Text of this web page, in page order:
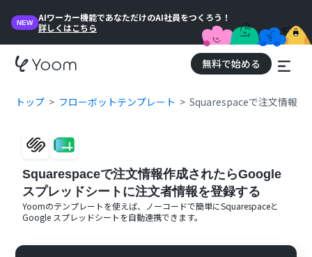
NEW
AIワーカー機能であなただけのAI社員をつくろう！
詳しくはこちら
無料で始める
トップ フローボットテンプレート Squarespaceで注文情報作
Squarespaceで注文情報作成されたらGoogle
スプレッドシートに注文者情報を登録する
Yoomのテンプレートを使えば、ノーコードで簡単にSquarespaceと
Google スプレッドシートを自動連携できます。